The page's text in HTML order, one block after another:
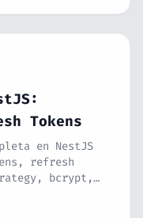
Tokens
en NestJS
refresh
bcrypt,